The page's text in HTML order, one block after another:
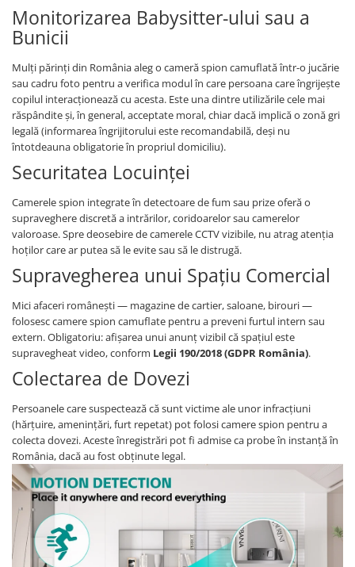
Monitorizarea Babysitter-ului sau a
Bunicii
Mulți părinți din România aleg o cameră spion camuflată într-o jucărie
sau cadru foto pentru a verifica modul în care persoana care îngrijește
copilul interacționează cu acesta. Este una dintre utilizările cele mai
răspândite și, în general, acceptate moral, chiar dacă implică o zonă gri
legală (informarea îngrijitorului este recomandabilă, deși nu
întotdeauna obligatorie în propriul domiciliu).
Securitatea Locuinței
Camerele spion integrate în detectoare de fum sau prize oferă o
supraveghere discretă a intrărilor, coridoarelor sau camerelor
valoroase. Spre deosebire de camerele CCTV vizibile, nu atrag atenția
hoților care ar putea să le evite sau să le distrugă.
Supravegherea unui Spațiu Comercial
Mici afaceri românești — magazine de cartier, saloane, birouri —
folosesc camere spion camuflate pentru a preveni furtul intern sau
extern. Obligatoriu: afișarea unui anunț vizibil că spațiul este
supravegheat video, conform Legii 190/2018 (GDPR România).
Colectarea de Dovezi
Persoanele care suspectează că sunt victime ale unor infracțiuni
(hărțuire, amenințări, furt repetat) pot folosi camere spion pentru a
colecta dovezi. Aceste înregistrări pot fi admise ca probe în instanță în
România, dacă au fost obținute legal.